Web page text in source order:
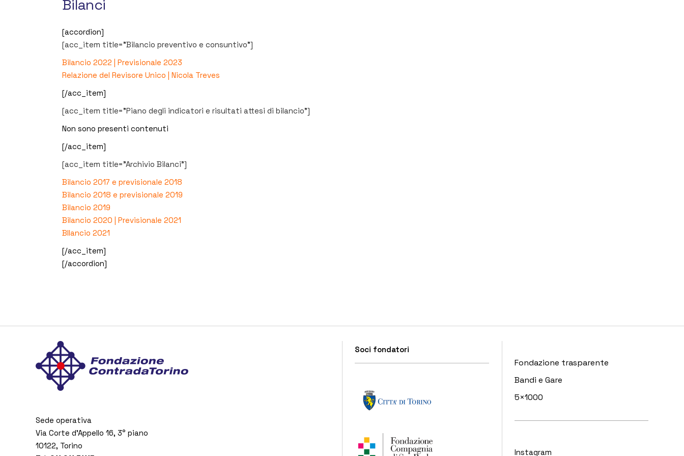
Bilanci
[accordion]
[acc_item title=”Bilancio preventivo e consuntivo”]
Bilancio 2022 | Previsionale 2023
Relazione del Revisore Unico | Nicola Treves
[/acc_item]
[acc_item title=”Piano degli indicatori e risultati attesi di bilancio”]
Non sono presenti contenuti
[/acc_item]
[acc_item title=”Archivio Bilanci”]
Bilancio 2017 e previsionale 2018
Bilancio 2018 e previsionale 2019
Bilancio 2019
Bilancio 2020 | Previsionale 2021
BIlancio 2021
[/acc_item]
[/accordion]
Sede operativa
Via Corte d’Appello 16, 3° piano
10122, Torino
Soci fondatori
Fondazione trasparente
Bandi e Gare
5×1000
Instagram